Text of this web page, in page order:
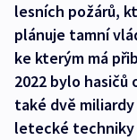
lesních požárů,
plánuje tamní
ke kterým má
2022 bylo
také dvě miliardy
letecké techniky